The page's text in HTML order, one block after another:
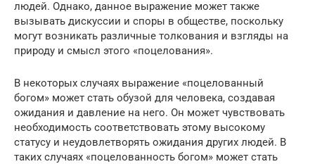
людей. Однако, данное выражение может также
вызывать дискуссии и споры в обществе, поскольку
могут возникать различные толкования и взгляды на
природу и смысл этого «поцелования».
В некоторых случаях выражение «поцелованный
богом» может стать обузой для человека, создавая
ожидания и давление на него. Он может чувствовать
необходимость соответствовать этому высокому
статусу и неудовлетворять ожидания других людей. В
таких случаях «поцелованность богом» может стать